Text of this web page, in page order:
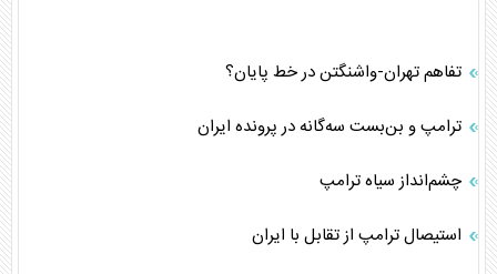
تفاهم تهران-واشنگتن در خط پایان؟
ترامپ و بن‌بست سه‌گانه در پرونده ایران
چشم‌انداز سیاه ترامپ
استیصال ترامپ از تقابل با ایران